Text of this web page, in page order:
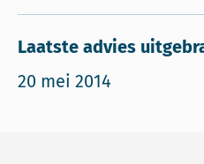
Laatste advies
20 mei 2014